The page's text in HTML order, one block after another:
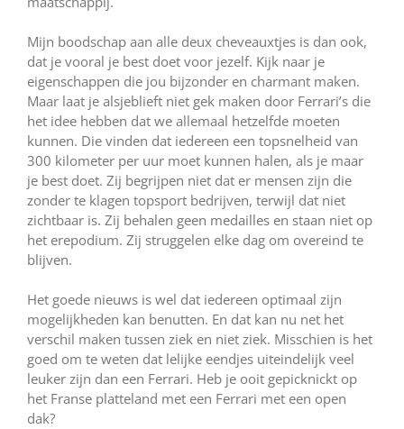
Mijn boodschap aan alle deux cheveauxtjes is dan ook,
dat je vooral je best doet voor jezelf. Kijk naar je
eigenschappen die jou bijzonder en charmant maken.
Maar laat je alsjeblieft niet gek maken door Ferrari’s die
het idee hebben dat we allemaal hetzelfde moeten
kunnen. Die vinden dat iedereen een topsnelheid van
300 kilometer per uur moet kunnen halen, als je maar
je best doet. Zij begrijpen niet dat er mensen zijn die
zonder te klagen topsport bedrijven, terwijl dat niet
zichtbaar is. Zij behalen geen medailles en staan niet op
het erepodium. Zij struggelen elke dag om overeind te
blijven.
Het goede nieuws is wel dat iedereen optimaal zijn
mogelijkheden kan benutten. En dat kan nu net het
verschil maken tussen ziek en niet ziek. Misschien is het
goed om te weten dat lelijke eendjes uiteindelijk veel
leuker zijn dan een Ferrari. Heb je ooit gepicknickt op
het Franse platteland met een Ferrari met een open
dak?